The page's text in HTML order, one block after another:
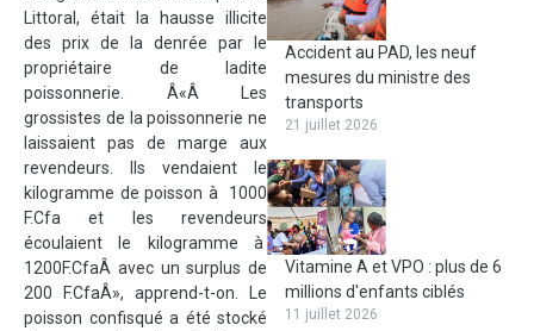
Littoral, était la hausse illicite
des prix de la denrée par le
propriétaire de ladite
poissonnerie. Â«Â Les
grossistes de la poissonnerie ne
laissaient pas de marge aux
revendeurs. Ils vendaient le
kilogramme de poisson à 1000
F.Cfa et les revendeurs
écoulaient le kilogramme à
1200F.CfaÂ avec un surplus de
200 F.CfaÂ», apprend-t-on. Le
poisson confisqué a été stocké
Accident au PAD, les neuf
mesures du ministre des
transports
21 juillet 2026
Vitamine A et VPO : plus de 6
millions d'enfants ciblés
11 juillet 2026